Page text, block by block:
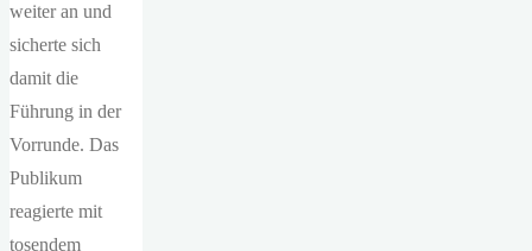
weiter an und
sicherte sich
damit die
Führung in der
Vorrunde. Das
Publikum
reagierte mit
tosendem